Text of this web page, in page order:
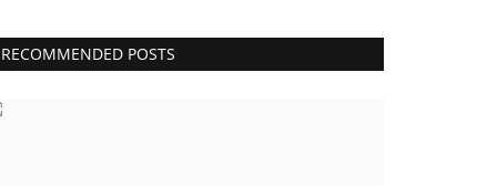
RECOMMENDED POSTS